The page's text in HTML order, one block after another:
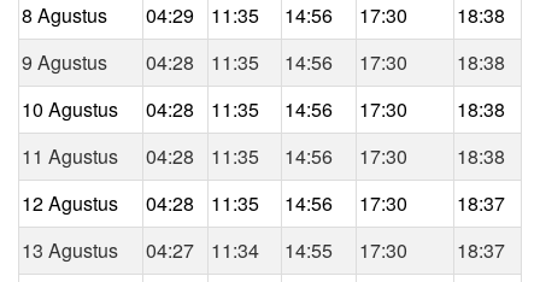
8 Agustus
04:29 11:35 14:56 17:30
18:38
9 Agustus
04:28 11:35 14:56 17:30
18:38
10 Agustus
04:28 11:35 14:56 17:30
18:38
11 Agustus
04:28 11:35 14:56 17:30
18:38
12 Agustus
04:28 11:35 14:56 17:30
18:37
13 Agustus
04:27 11:34 14:55 17:30
18:37